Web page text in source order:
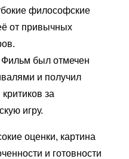
философские
от привычных
Фильм был отмечен
и получил
за
игру.
оценки, картина
и готовности